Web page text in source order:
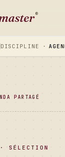
®
DISCIPLINE ·
PARTAGÉ
SÉLECTION